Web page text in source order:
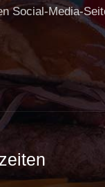
Social-Media-